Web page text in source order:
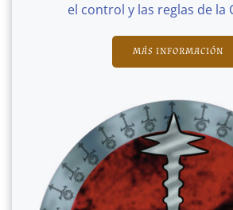
el control y las reglas de la
MÁS INFORMACIÓN